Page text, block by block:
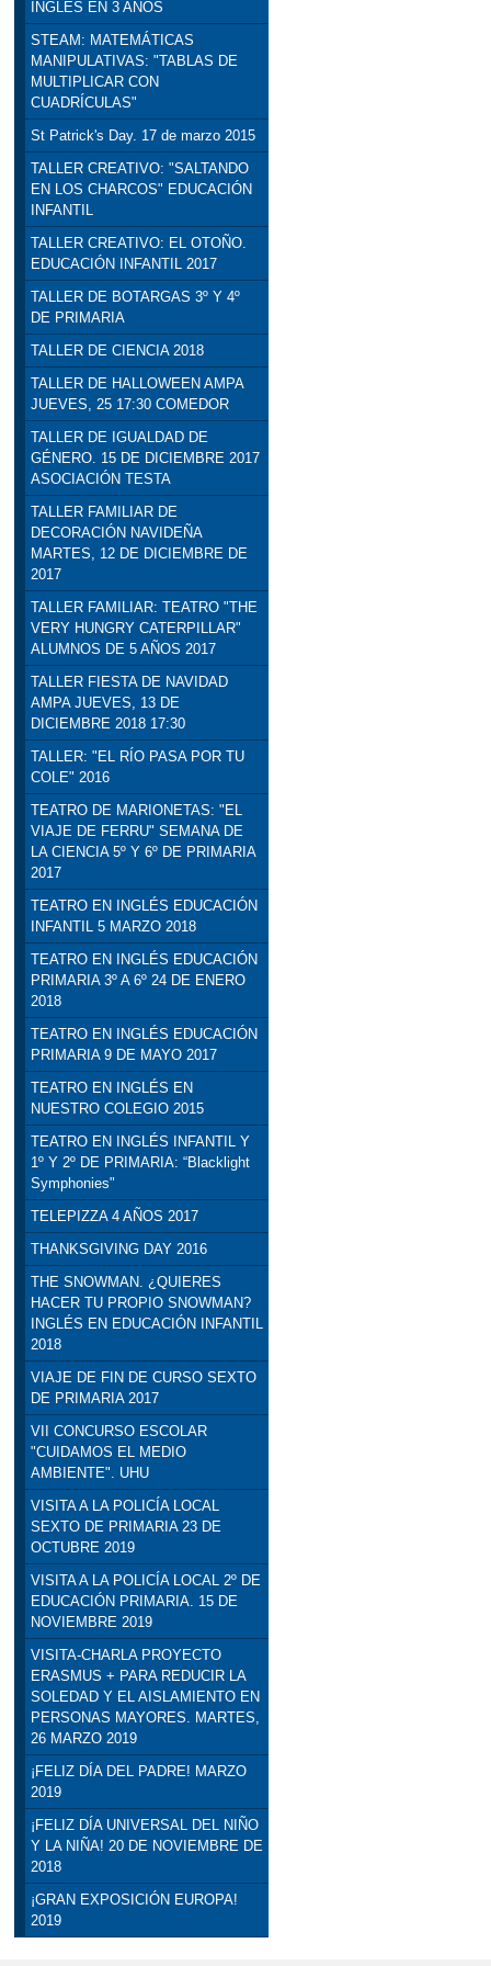
INGLÉS EN 3 AÑOS
STEAM: MATEMÁTICAS
MANIPULATIVAS: "TABLAS DE
MULTIPLICAR CON
CUADRÍCULAS"
St Patrick's Day. 17 de marzo 2015
TALLER CREATIVO: "SALTANDO
EN LOS CHARCOS" EDUCACIÓN
INFANTIL
TALLER CREATIVO: EL OTOÑO.
EDUCACIÓN INFANTIL 2017
TALLER DE BOTARGAS 3º Y 4º
DE PRIMARIA
TALLER DE CIENCIA 2018
TALLER DE HALLOWEEN AMPA
JUEVES, 25 17:30 COMEDOR
TALLER DE IGUALDAD DE
GÉNERO. 15 DE DICIEMBRE 2017
ASOCIACIÓN TESTA
TALLER FAMILIAR DE
DECORACIÓN NAVIDEÑA
MARTES, 12 DE DICIEMBRE DE
2017
TALLER FAMILIAR: TEATRO "THE
VERY HUNGRY CATERPILLAR"
ALUMNOS DE 5 AÑOS 2017
TALLER FIESTA DE NAVIDAD
AMPA JUEVES, 13 DE
DICIEMBRE 2018 17:30
TALLER: "EL RÍO PASA POR TU
COLE" 2016
TEATRO DE MARIONETAS: "EL
VIAJE DE FERRU" SEMANA DE
LA CIENCIA 5º Y 6º DE PRIMARIA
2017
TEATRO EN INGLÉS EDUCACIÓN
INFANTIL 5 MARZO 2018
TEATRO EN INGLÉS EDUCACIÓN
PRIMARIA 3º A 6º 24 DE ENERO
2018
TEATRO EN INGLÉS EDUCACIÓN
PRIMARIA 9 DE MAYO 2017
TEATRO EN INGLÉS EN
NUESTRO COLEGIO 2015
TEATRO EN INGLÉS INFANTIL Y
1º Y 2º DE PRIMARIA: “Blacklight
Symphonies"
TELEPIZZA 4 AÑOS 2017
THANKSGIVING DAY 2016
THE SNOWMAN. ¿QUIERES
HACER TU PROPIO SNOWMAN?
INGLÉS EN EDUCACIÓN INFANTIL
2018
VIAJE DE FIN DE CURSO SEXTO
DE PRIMARIA 2017
VII CONCURSO ESCOLAR
"CUIDAMOS EL MEDIO
AMBIENTE". UHU
VISITA A LA POLICÍA LOCAL
SEXTO DE PRIMARIA 23 DE
OCTUBRE 2019
VISITA A LA POLICÍA LOCAL 2º DE
EDUCACIÓN PRIMARIA. 15 DE
NOVIEMBRE 2019
VISITA-CHARLA PROYECTO
ERASMUS + PARA REDUCIR LA
SOLEDAD Y EL AISLAMIENTO EN
PERSONAS MAYORES. MARTES,
26 MARZO 2019
¡FELIZ DÍA DEL PADRE! MARZO
2019
¡FELIZ DÍA UNIVERSAL DEL NIÑO
Y LA NIÑA! 20 DE NOVIEMBRE DE
2018
¡GRAN EXPOSICIÓN EUROPA!
2019